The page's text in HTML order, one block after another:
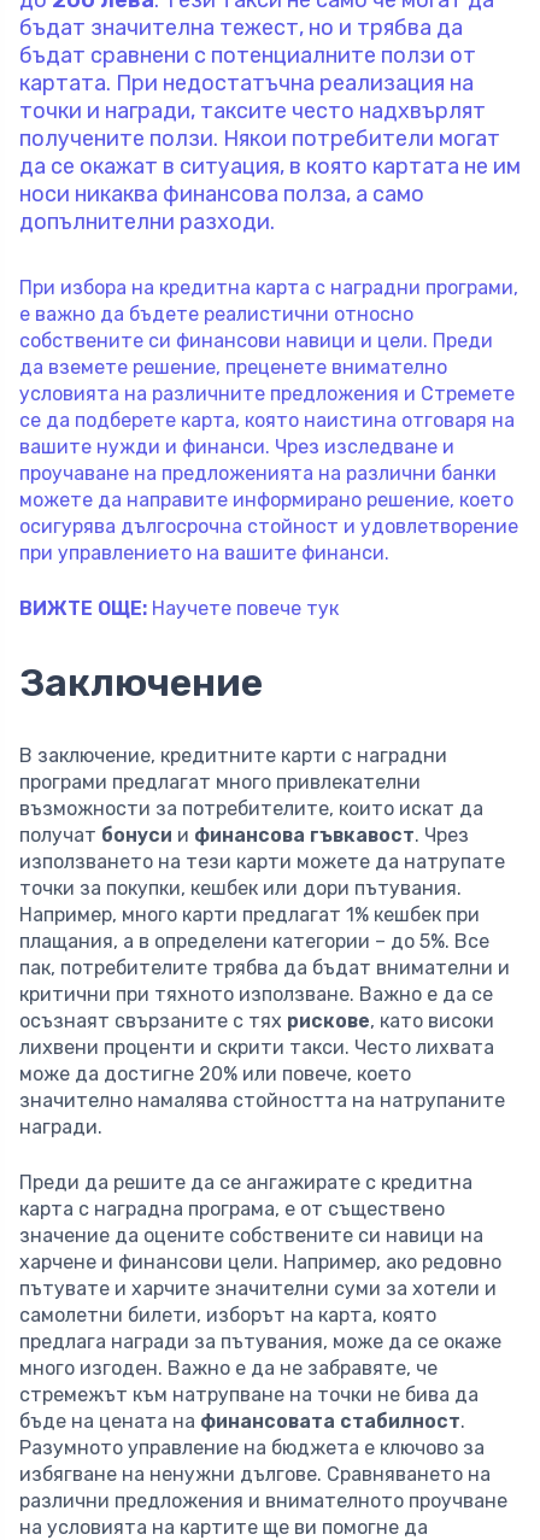
бъдат значителна тежест, но и трябва да
бъдат сравнени с потенциалните ползи от
картата. При недостатъчна реализация на
точки и награди, таксите често надхвърлят
получените ползи. Някои потребители могат
да се окажат в ситуация, в която картата не им
носи никаква финансова полза, а само
допълнителни разходи.
При избора на кредитна карта с наградни програми,
е важно да бъдете реалистични относно
собствените си финансови навици и цели. Преди
да вземете решение, преценете внимателно
условията на различните предложения и Стремете
се да подберете карта, която наистина отговаря на
вашите нужди и финанси. Чрез изследване и
проучаване на предложенията на различни банки
можете да направите информирано решение, което
осигурява дългосрочна стойност и удовлетворение
при управлението на вашите финанси.
ВИЖТЕ ОЩЕ: Научете повече тук
Заключение
В заключение, кредитните карти с наградни
програми предлагат много привлекателни
възможности за потребителите, които искат да
получат бонуси и финансова гъвкавост. Чрез
използването на тези карти можете да натрупате
точки за покупки, кешбек или дори пътувания.
Например, много карти предлагат 1% кешбек при
плащания, а в определени категории – до 5%. Все
пак, потребителите трябва да бъдат внимателни и
критични при тяхното използване. Важно е да се
осъзнаят свързаните с тях рискове, като високи
лихвени проценти и скрити такси. Често лихвата
може да достигне 20% или повече, което
значително намалява стойността на натрупаните
награди.
Преди да решите да се ангажирате с кредитна
карта с наградна програма, е от съществено
значение да оцените собствените си навици на
харчене и финансови цели. Например, ако редовно
пътувате и харчите значителни суми за хотели и
самолетни билети, изборът на карта, която
предлага награди за пътувания, може да се окаже
много изгоден. Важно е да не забравяте, че
стремежът към натрупване на точки не бива да
бъде на цената на финансовата стабилност.
Разумното управление на бюджета е ключово за
избягване на ненужни дългове. Сравняването на
различни предложения и внимателното проучване
на условията на картите ще ви помогне да